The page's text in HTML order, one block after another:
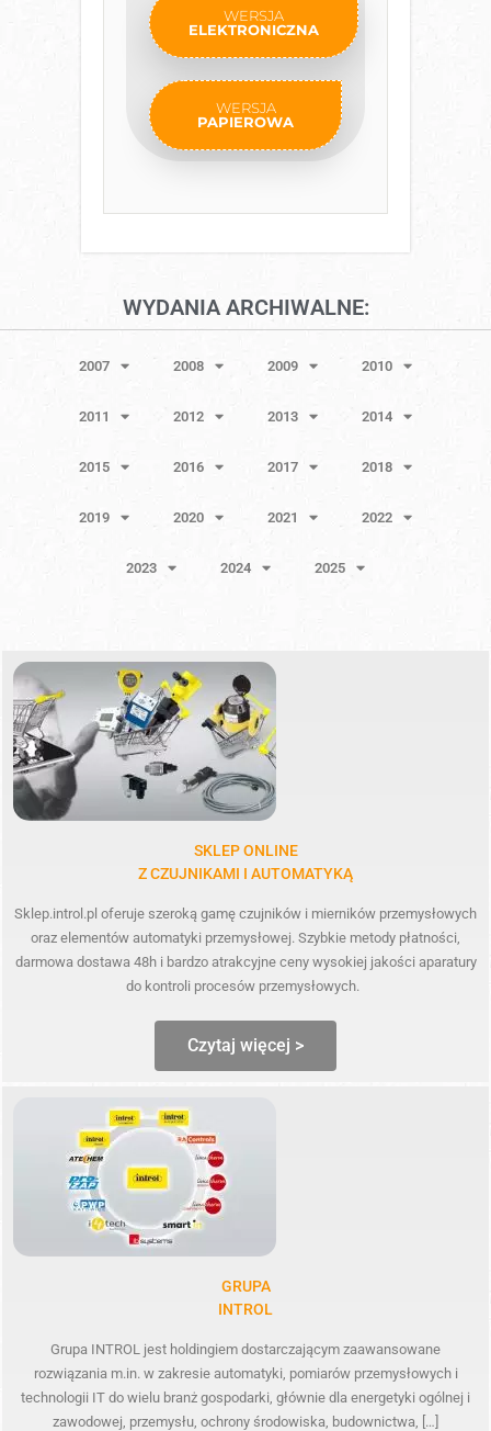
WERSJA
ELEKTRONICZNA
WERSJA
PAPIEROWA
WYDANIA ARCHIWALNE:
2007 2008 2009 2010
2011 2012 2013 2014
2015 2016 2017 2018
2019 2020 2021 2022
2023 2024 2025
SKLEP ONLINE
Z CZUJNIKAMI I AUTOMATYKĄ
Sklep.introl.pl oferuje szeroką gamę czujników i mierników przemysłowych
oraz elementów automatyki przemysłowej. Szybkie metody płatności,
darmowa dostawa 48h i bardzo atrakcyjne ceny wysokiej jakości aparatury
do kontroli procesów przemysłowych.
Czytaj więcej >
GRUPA
INTROL
Grupa INTROL jest holdingiem dostarczającym zaawansowane
rozwiązania m.in. w zakresie automatyki, pomiarów przemysłowych i
technologii IT do wielu branż gospodarki, głównie dla energetyki ogólnej i
zawodowej, przemysłu, ochrony środowiska, budownictwa, […]